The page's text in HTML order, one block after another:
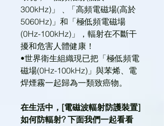
300kHz)」﹑「高頻電磁場(高於
5060Hz)」和「極低頻電磁場
(0Hz-100kHz)」，輻射在不斷干
擾和危害人體健康！
•世界衛生組織現已把「極低頻電
磁場(0Hz-100kHz)」與苯烯、電
焊煙霧一起歸為一類致癌物。
在生活中，[電磁波輻射防護裝置]
如何防輻射? 下面我們一起看看